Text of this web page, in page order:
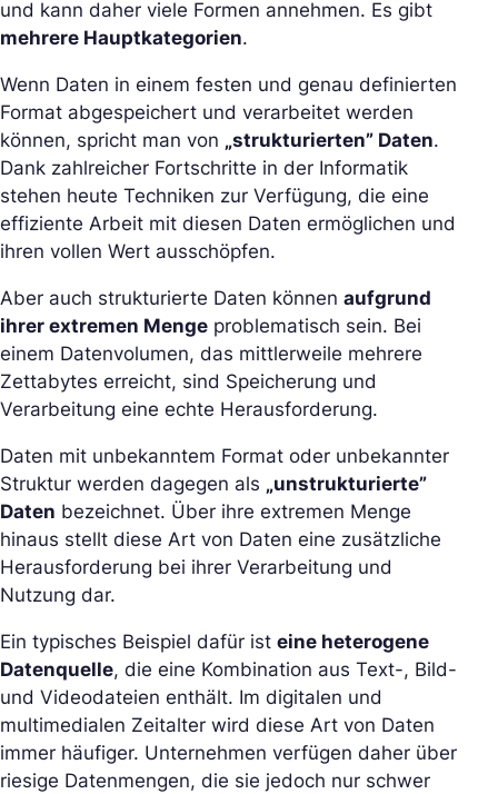
und kann daher viele Formen annehmen. Es gibt
mehrere Hauptkategorien.
Wenn Daten in einem festen und genau definierten
Format abgespeichert und verarbeitet werden
können, spricht man von „strukturierten” Daten.
Dank zahlreicher Fortschritte in der Informatik
stehen heute Techniken zur Verfügung, die eine
effiziente Arbeit mit diesen Daten ermöglichen und
ihren vollen Wert ausschöpfen.
Aber auch strukturierte Daten können aufgrund
ihrer extremen Menge problematisch sein. Bei
einem Datenvolumen, das mittlerweile mehrere
Zettabytes erreicht, sind Speicherung und
Verarbeitung eine echte Herausforderung.
Daten mit unbekanntem Format oder unbekannter
Struktur werden dagegen als „unstrukturierte”
Daten bezeichnet. Über ihre extremen Menge
hinaus stellt diese Art von Daten eine zusätzliche
Herausforderung bei ihrer Verarbeitung und
Nutzung dar.
Ein typisches Beispiel dafür ist eine heterogene
Datenquelle, die eine Kombination aus Text-, Bild-
und Videodateien enthält. Im digitalen und
multimedialen Zeitalter wird diese Art von Daten
immer häufiger. Unternehmen verfügen daher über
riesige Datenmengen, die sie jedoch nur schwer